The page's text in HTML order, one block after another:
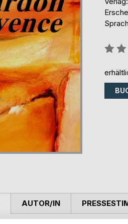
AUTOR/IN